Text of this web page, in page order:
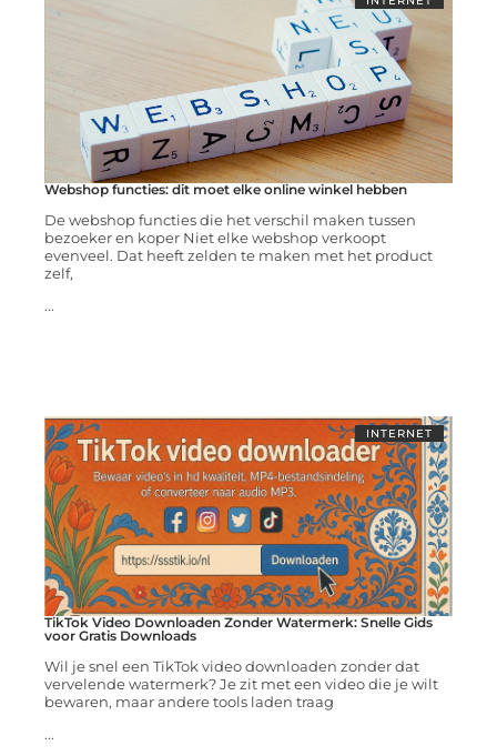
Webshop functies: dit moet elke online winkel hebben
De webshop functies die het verschil maken tussen
bezoeker en koper Niet elke webshop verkoopt
evenveel. Dat heeft zelden te maken met het product
zelf,
...
INTERNET
TikTok Video Downloaden Zonder Watermerk: Snelle Gids
voor Gratis Downloads
Wil je snel een TikTok video downloaden zonder dat
vervelende watermerk? Je zit met een video die je wilt
bewaren, maar andere tools laden traag
...